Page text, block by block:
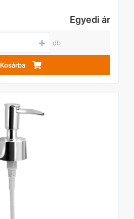
Egyedi ár
db
Kosárba